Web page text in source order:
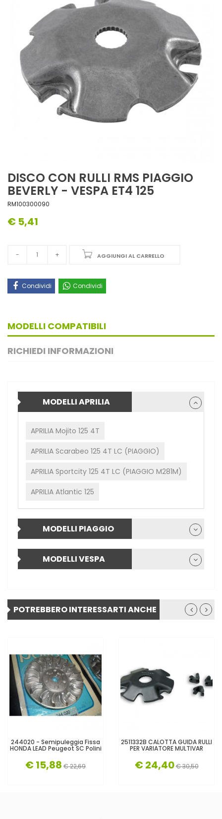
DISCO CON RULLI RMS PIAGGIO
BEVERLY - VESPA ET4 125
RM100300090
€ 5,41
AGGIUNGI AL CARRELLO
Condividi Condividi
MODELLI COMPATIBILI
RICHIEDI INFORMAZIONI
MODELLI APRILIA
APRILIA Mojito 125 4T
APRILIA Scarabeo 125 4T LC (PIAGGIO)
APRILIA Sportcity 125 4T LC (PIAGGIO M281M)
APRILIA Atlantic 125
MODELLI PIAGGIO
MODELLI VESPA
POTREBBERO INTERESSARTI ANCHE
244020 - Semipuleggia Fissa
HONDA LEAD Peugeot SC Polini
€ 15,88 € 22,69
2511332B CALOTTA GUIDA RULLI
PER VARIATORE MULTIVAR
€ 24,40€ 30,50